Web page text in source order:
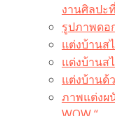
งานศิลปะ
รูปภาพดอ
แต่งบ้านส
แต่งบ้านส
แต่งบ้านด้
ภาพแต่งผ